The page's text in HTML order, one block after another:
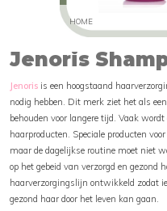
HOME
Jenoris
Jenoris is een hoogstaand
nodig hebben. Dit merk ziet het als
behouden voor langere tijd. Vaak
haarproducten. Speciale producten
maar de dagelijkse routine moet niet
op het gebeid van verzorgd en gezond
haarverzorgingslijn ontwikkeld zodat
gezond haar door het leven kan gaan.